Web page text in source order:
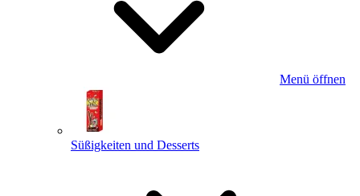
Menü öffnen
Süßigkeiten und Desserts